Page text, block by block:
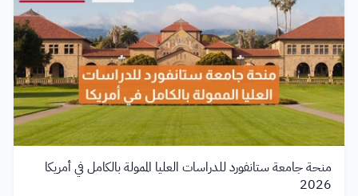
منحة جامعة ستانفورد للدراسات العليا الممولة بالكامل في أمريكا
2026